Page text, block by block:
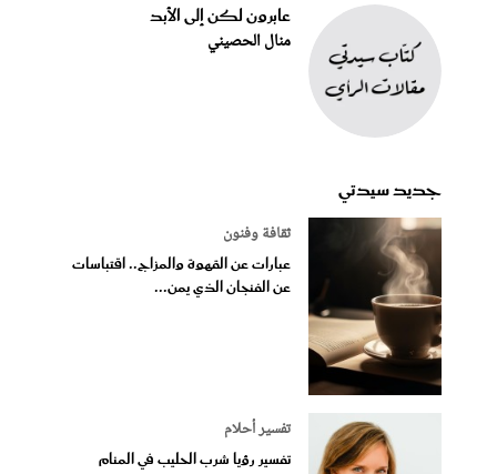
عابرون لكن إلى الأبد
منال الحصيني
جديد سيدتي
ثقافة وفنون
عبارات عن القهوة والمزاج.. اقتباسات
عن الفنجان الذي يمن...
تفسير أحلام
تفسير رؤيا شرب الحليب في المنام